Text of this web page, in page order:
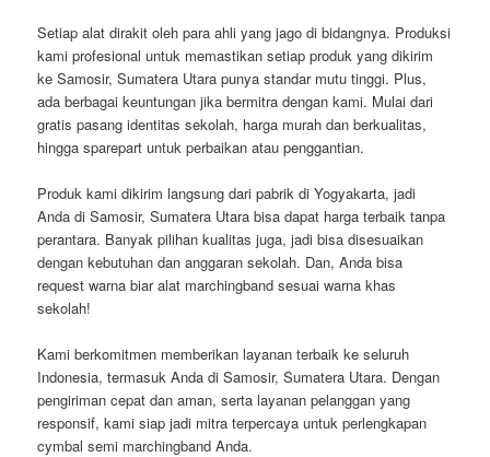
Setiap alat dirakit oleh para ahli yang jago di bidangnya. Produksi
kami profesional untuk memastikan setiap produk yang dikirim
ke Samosir, Sumatera Utara punya standar mutu tinggi. Plus,
ada berbagai keuntungan jika bermitra dengan kami. Mulai dari
gratis pasang identitas sekolah, harga murah dan berkualitas,
hingga sparepart untuk perbaikan atau penggantian.
Produk kami dikirim langsung dari pabrik di Yogyakarta, jadi
Anda di Samosir, Sumatera Utara bisa dapat harga terbaik tanpa
perantara. Banyak pilihan kualitas juga, jadi bisa disesuaikan
dengan kebutuhan dan anggaran sekolah. Dan, Anda bisa
request warna biar alat marchingband sesuai warna khas
sekolah!
Kami berkomitmen memberikan layanan terbaik ke seluruh
Indonesia, termasuk Anda di Samosir, Sumatera Utara. Dengan
pengiriman cepat dan aman, serta layanan pelanggan yang
responsif, kami siap jadi mitra terpercaya untuk perlengkapan
cymbal semi marchingband Anda.